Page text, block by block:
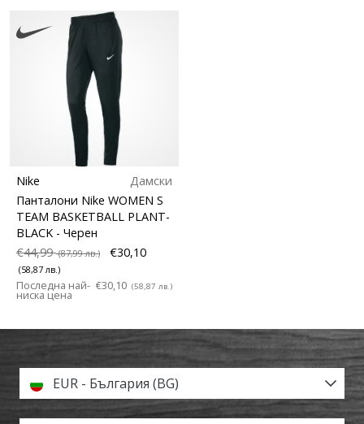
Nike
Дамски
Панталони Nike WOMEN S
TEAM BASKETBALL PLANT-
BLACK - Черен
€44,99(87,99 лв.) €30,10
(58,87 лв.)
Последна най-
ниска цена
€30,10 (58,87 лв.)
EUR - България (BG)